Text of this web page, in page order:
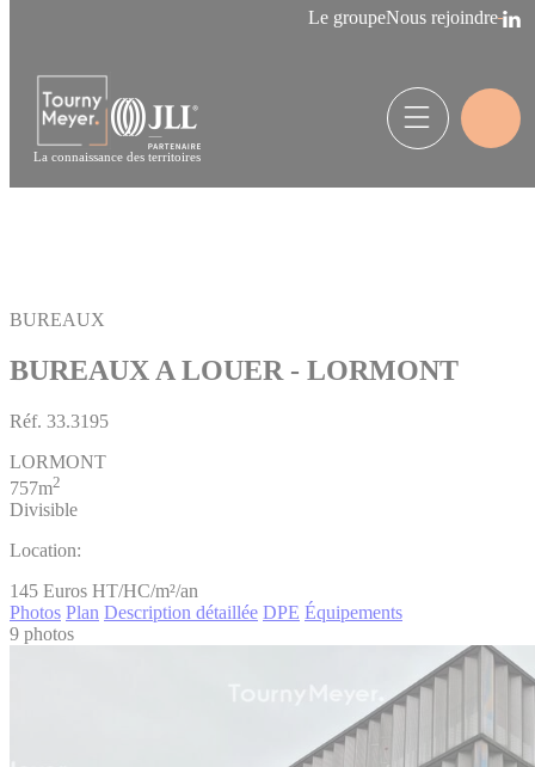
Le groupeNous rejoindre
La connaissance des territoires
BUREAUX
BUREAUX A LOUER - LORMONT
Réf. 33.3195
LORMONT
757m2
Divisible
Location:
145 Euros HT/HC/m²/an
Photos Plan Description détaillée DPE Équipements
9 photos